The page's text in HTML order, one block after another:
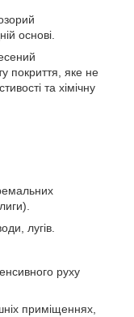
основі.
покриття, яке не
та хімічну
лугів.
руху
приміщеннях,